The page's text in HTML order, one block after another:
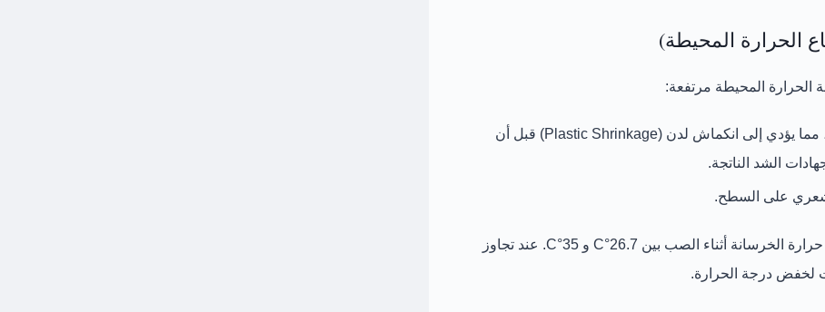
الحرارة المحيطة)
الحرارة المحيطة مرتفعة:
يؤدي إلى انكماش لدن (Plastic Shrinkage)
قبل أن
الشد الناتجة.
على السطح.
الخرسانة أثناء الصب بين 26.7°C و 35°C
. عند تجاوز
لخفض درجة الحرارة.